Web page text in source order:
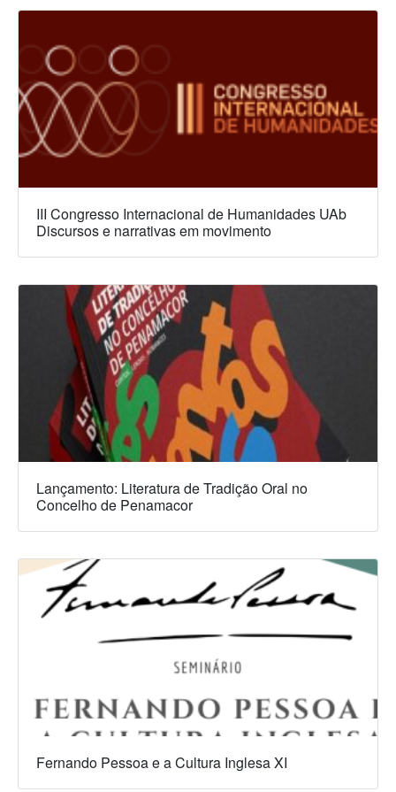
III Congresso Internacional de Humanidades UAb
Discursos e narrativas em movimento
Lançamento: Literatura de Tradição Oral no
Concelho de Penamacor
Fernando Pessoa e a Cultura Inglesa XI